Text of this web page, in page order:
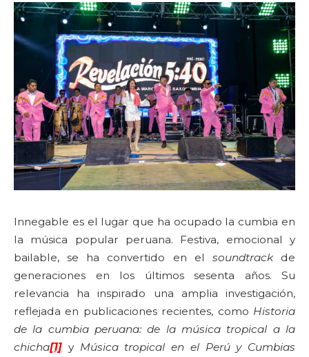
Innegable es el lugar que ha ocupado la cumbia en
la música popular peruana. Festiva, emocional y
bailable, se ha convertido en el soundtrackde
generaciones en los últimos sesenta años. Su
relevancia ha inspirado una amplia investigación,
reflejada en publicaciones recientes, como Historia
de la cumbia peruana: de la música tropical a la
chicha[1] y Música tropical en el Perú y Cumbias